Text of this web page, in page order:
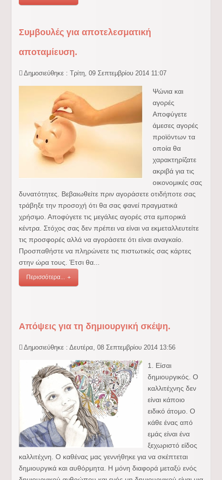
Συμβουλές για αποτελεσματική
αποταμίευση.
Δημοσιεύθηκε : Τρίτη, 09 Σεπτεμβρίου 2014 11:07
Ψώνια και
αγορές
Αποφύγετε
άμεσες αγορές
προϊόντων τα
οποία θα
χαρακτηρίζατε
ακριβά για τις
οικονομικές σας
δυνατότητες. Βεβαιωθείτε πριν αγοράσετε οτιδήποτε σας
τράβηξε την προσοχή ότι θα σας φανεί πραγματικά
χρήσιμο. Αποφύγετε τις μεγάλες αγορές στα εμπορικά
κέντρα. Στόχος σας δεν πρέπει να είναι να εκμεταλλευτείτε
τις προσφορές αλλά να αγοράσετε ότι είναι αναγκαίο.
Προσπαθήστε να πληρώνετε τις πιστωτικές σας κάρτες
στην ώρα τους. Έτσι θα...
Περισσότερα...
Απόψεις για τη δημιουργική σκέψη.
Δημοσιεύθηκε : Δευτέρα, 08 Σεπτεμβρίου 2014 13:56
1. Είσαι
δημιουργικός. Ο
καλλιτέχνης δεν
είναι κάποιο
ειδικό άτομο. Ο
κάθε ένας από
εμάς είναι ένα
ξεχωριστό είδος
καλλιτέχνη. Ο καθένας μας γεννήθηκε για να σκέπτεται
δημιουργικά και αυθόρμητα. Η μόνη διαφορά μεταξύ ενός